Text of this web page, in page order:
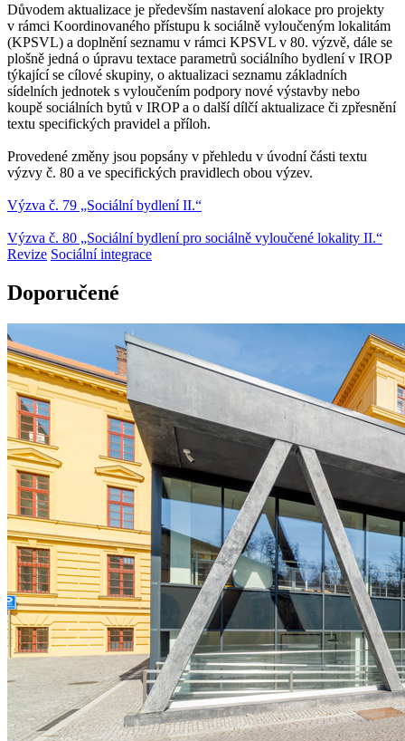
Důvodem aktualizace je především nastavení alokace pro projekty
v rámci Koordinovaného přístupu k sociálně vyloučeným lokalitám
(KPSVL) a doplnění seznamu v rámci KPSVL v 80. výzvě, dále se
plošně jedná o úpravu textace parametrů sociálního bydlení v IROP
týkající se cílové skupiny, o aktualizaci seznamu základních
sídelních jednotek s vyloučením podpory nové výstavby nebo
koupě sociálních bytů v IROP a o další dílčí aktualizace či zpřesnění
textu specifických pravidel a příloh.
Provedené změny jsou popsány v přehledu v úvodní části textu
výzvy č. 80 a ve specifických pravidlech obou výzev.
Výzva č. 79 „Sociální bydlení II.“
Výzva č. 80 „Sociální bydlení pro sociálně vyloučené lokality II.“
Revize Sociální integrace
Doporučené